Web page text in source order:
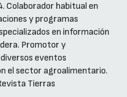
Colaborador habitual en
y programas
en información
Promotor y
eventos
el sector agroalimentario.
Tierras